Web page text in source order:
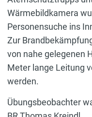
Wärmebildkamera
Personensuche ins
Zur
von nahe gelegenen
Meter lange Leitung
werden.
Übungsbeobachter